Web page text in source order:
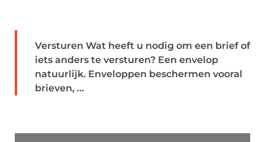
Versturen Wat heeft u nodig om een brief of
iets anders te versturen? Een envelop
natuurlijk. Enveloppen beschermen vooral
brieven, ...